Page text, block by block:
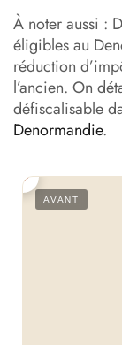
Notre avis
votre bien à
Ynspir Invest
Les risques
locatif
À noter aussi :
éligibles au
réduction
l’ancien. On
défiscalisable
Denormandie.
AVANT